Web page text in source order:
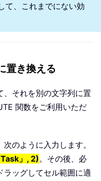
て、これまでにない効
置き換える
、それを別の文字列に置
関数をご利用いただ
のように入力します。
」, 2)。その後、必
ラッグしてセル範囲に適